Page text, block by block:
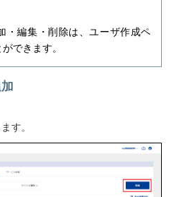
・編集・削除は、ユーザ作成ペ
できます。
す。